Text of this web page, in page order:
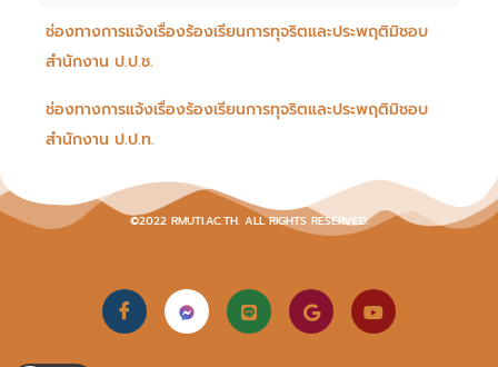
ช่องทางการแจ้งเรื่องร้องเรียนการทุจริตและประพฤติมิชอบ
สำนักงาน ป.ป.ช.
ช่องทางการแจ้งเรื่องร้องเรียนการทุจริตและประพฤติมิชอบ
สำนักงาน ป.ป.ท.
©2022 RMUTI.AC.TH. ALL RIGHTS RESERVED.